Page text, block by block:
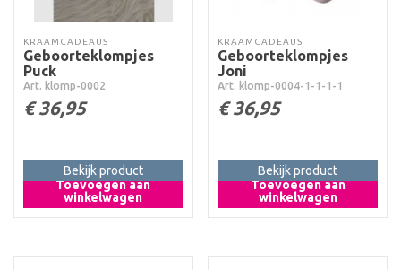
KRAAMCADEAUS
Geboorteklompjes
Puck
Art. klomp-0002
€36,95
Toevoegen aan
winkelwagen
Bekijk product
KRAAMCADEAUS
Geboorteklompjes
Joni
Art. klomp-0004-1-1-1-1
€36,95
Toevoegen aan
winkelwagen
Bekijk product